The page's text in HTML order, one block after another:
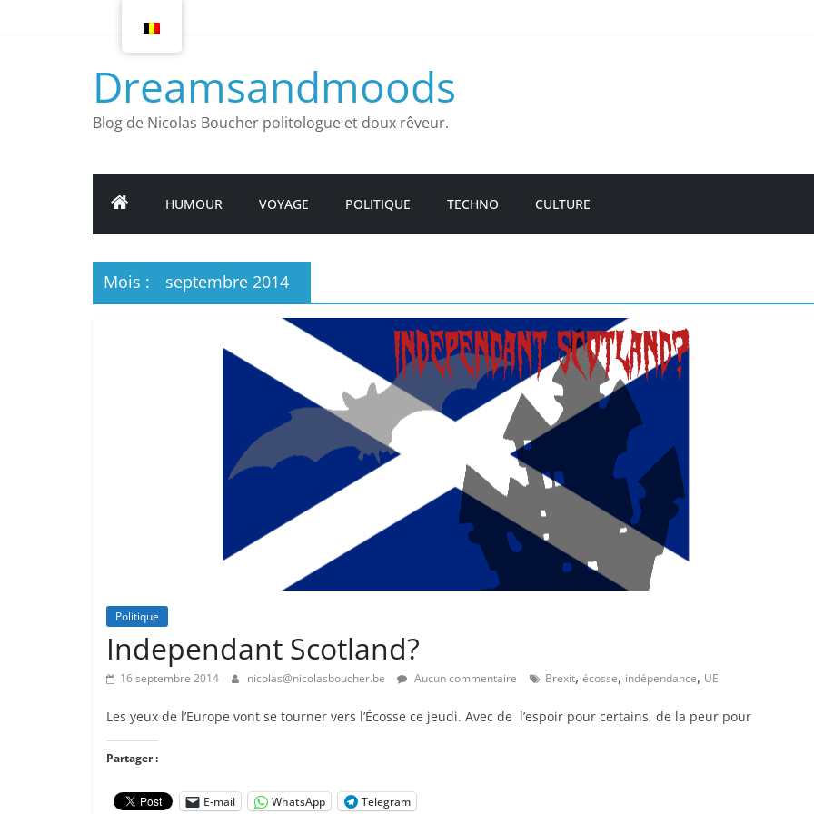
Dreamsandmoods
Blog de Nicolas Boucher politologue et doux rêveur.
HUMOUR VOYAGE POLITIQUE TECHNO CULTURE
Mois : septembre 2014
Politique
Independant Scotland?
16 septembre 2014 nicolas@nicolasboucher.be Aucun commentaire Brexit, écosse, indépendance, UE
Les yeux de l’Europe vont se tourner vers l’Écosse ce jeudi. Avec de l’espoir pour certains, de la peur pour
Partager :
E-mail WhatsApp Telegram